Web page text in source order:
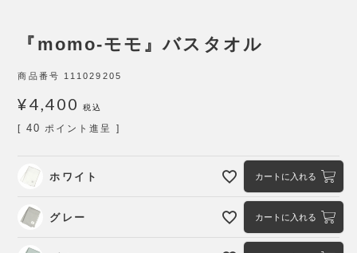
『momo-モモ』バスタオル
商品番号 111029205
¥4,400 税込
[ 40 ポイント進呈 ]
ホワイト カートに入れる
グレー カートに入れる